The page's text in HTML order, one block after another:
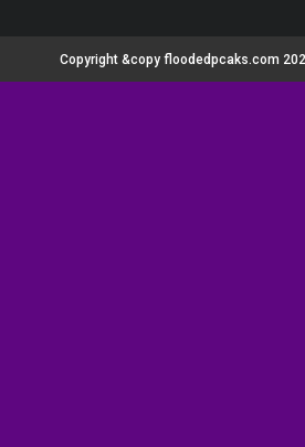
Copyright &copy floodedpcaks.com